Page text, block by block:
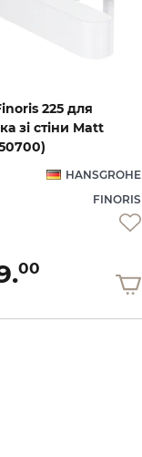
225 для
зі стіни Matt
HANSGROHE
FINORIS
00